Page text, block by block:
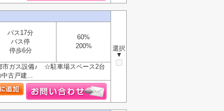
選択
▼
バス17分
バス停
停歩6分
60%
200%
ガス設備♪ ☆駐車場スペース2台
古戸建...